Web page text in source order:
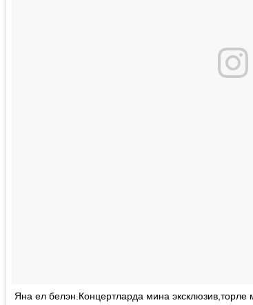
Яна ел белэн.Концертларда мина эксклюзив,торле